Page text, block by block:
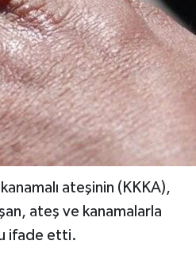
ateşinin (KKKA),
ateş ve kanamalarla
ifade etti.